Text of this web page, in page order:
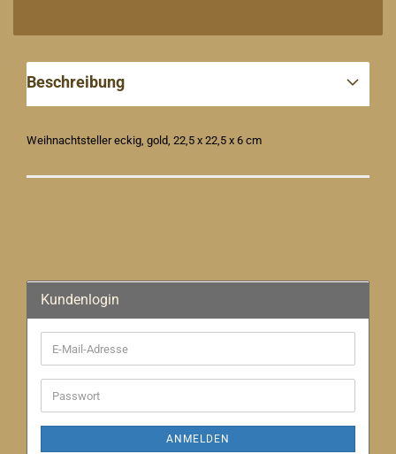
Beschreibung
Weihnachtsteller eckig, gold, 22,5 x 22,5 x 6 cm
Kundenlogin
E-
Mail-
Adresse
Passwort
ANMELDEN